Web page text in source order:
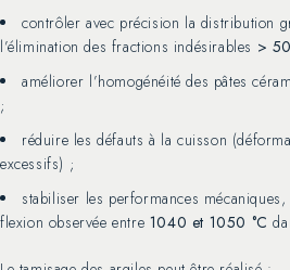
contrôler avec précision la distribution
l’élimination des fractions indésirables >
améliorer l’homogénéité des pâtes
;
réduire les défauts à la cuisson
excessifs) ;
stabiliser les performances
flexion observée entre 1040 et 1050 °C